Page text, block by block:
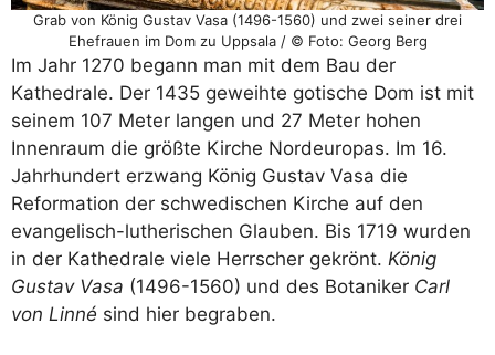
Grab von König Gustav Vasa (1496-1560) und zwei seiner drei
Ehefrauen im Dom zu Uppsala / © Foto: Georg Berg
Im Jahr 1270 begann man mit dem Bau der
Kathedrale. Der 1435 geweihte gotische Dom ist mit
seinem 107 Meter langen und 27 Meter hohen
Innenraum die größte Kirche Nordeuropas. Im 16.
Jahrhundert erzwang König Gustav Vasa die
Reformation der schwedischen Kirche auf den
evangelisch-lutherischen Glauben. Bis 1719 wurden
in der Kathedrale viele Herrscher gekrönt. König
Gustav Vasa (1496-1560) und des Botaniker Carl
von Linné sind hier begraben.